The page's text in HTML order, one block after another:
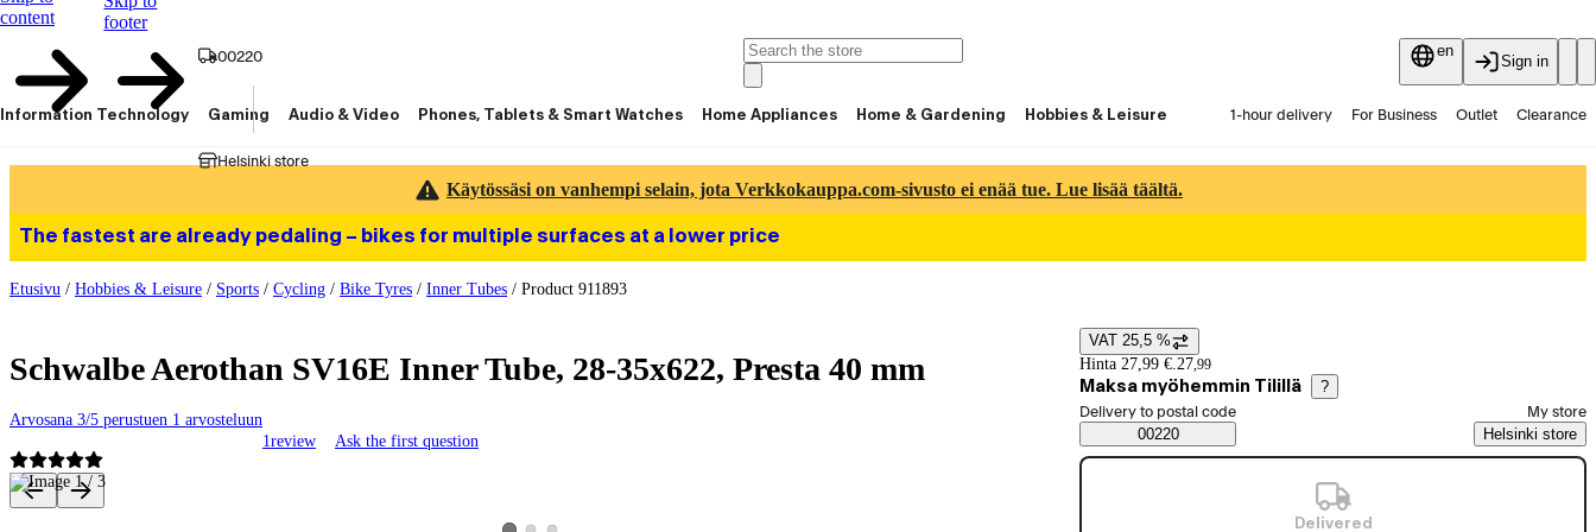
content
footer
00220
Helsinki store
en
Sign in
Information Technology Gaming Audio & Video Phones, Tablets & Smart Watches Home Appliances Home & Gardening Hobbies & Leisure 1-hour delivery For Business Outlet Clearance
Käytössäsi on vanhempi selain, jota Verkkokauppa.com-sivusto ei enää tue. Lue lisää täältä.
The fastest are already pedaling – bikes for multiple surfaces at a lower price
Etusivu / Hobbies & Leisure / Sports / Cycling / Bike Tyres / Inner Tubes / Product 911893
Schwalbe Aerothan SV16E Inner Tube, 28-35x622, Presta 40 mm
Arvosana 3/5 perustuen 1 arvosteluun
1review Ask the first question
Product images and videos
Price details
VAT 25,5 %
Hinta 27,99 €. 27,99
Maksa myöhemmin Tilillä ?
Saatavuustiedot
Select order method
Delivery to postal code
00220
My store
Helsinki store
Delivered